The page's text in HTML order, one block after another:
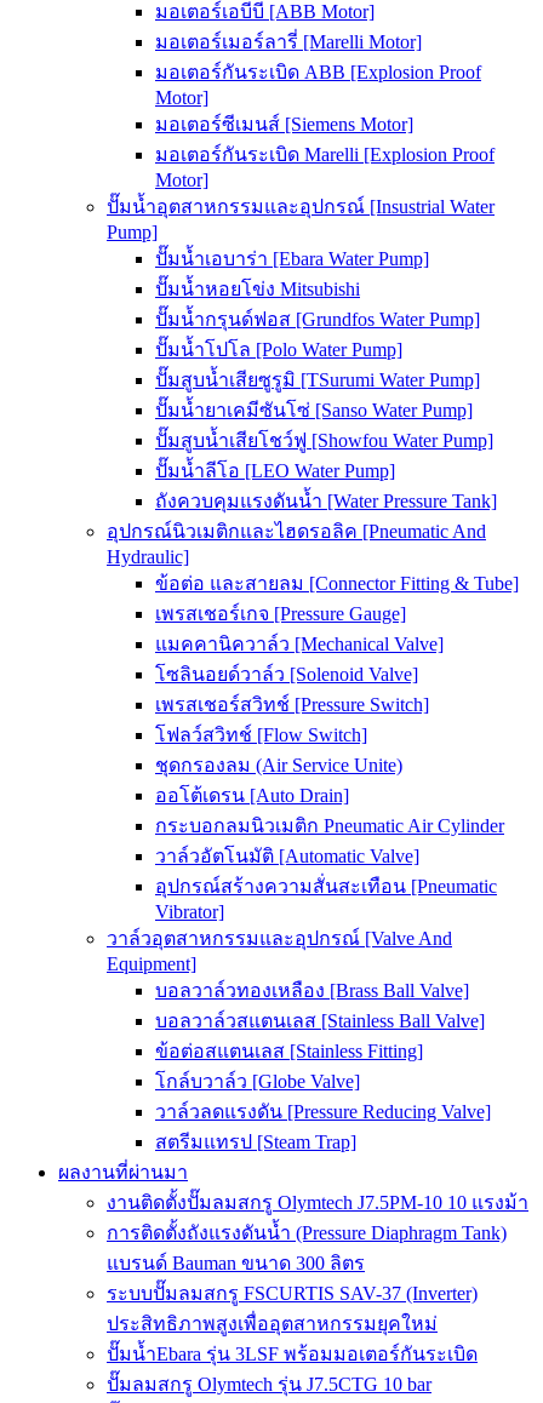
มอเตอร์เอบีบี [ABB Motor]
มอเตอร์เมอร์ลารี่ [Marelli Motor]
มอเตอร์กันระเบิด ABB [Explosion Proof
Motor]
มอเตอร์ซีเมนส์ [Siemens Motor]
มอเตอร์กันระเบิด Marelli [Explosion Proof
Motor]
ปั๊มน้ำอุตสาหกรรมและอุปกรณ์ [Insustrial Water
Pump]
ปั๊มน้ำเอบาร่า [Ebara Water Pump]
ปั๊มน้ำหอยโข่ง Mitsubishi
ปั๊มน้ำกรุนด์ฟอส [Grundfos Water Pump]
ปั๊มน้ำโปโล [Polo Water Pump]
ปั๊มสูบน้ำเสียซูรูมิ [TSurumi Water Pump]
ปั๊มน้ำยาเคมีซันโซ่ [Sanso Water Pump]
ปั๊มสูบน้ำเสียโชว์ฟู [Showfou Water Pump]
ปั๊มน้ำลีโอ [LEO Water Pump]
ถังควบคุมแรงดันน้ำ [Water Pressure Tank]
อุปกรณ์นิวเมติกและไฮดรอลิค [Pneumatic And
Hydraulic]
ข้อต่อ และสายลม [Connector Fitting & Tube]
เพรสเชอร์เกจ [Pressure Gauge]
แมคคานิควาล์ว [Mechanical Valve]
โซลินอยด์วาล์ว [Solenoid Valve]
เพรสเชอร์สวิทช์ [Pressure Switch]
โฟลว์สวิทช์ [Flow Switch]
ชุดกรองลม (Air Service Unite)
ออโต้เดรน [Auto Drain]
กระบอกลมนิวเมติก Pneumatic Air Cylinder
วาล์วอัตโนมัติ [Automatic Valve]
อุปกรณ์สร้างความสั่นสะเทือน [Pneumatic
Vibrator]
วาล์วอุตสาหกรรมและอุปกรณ์ [Valve And
Equipment]
บอลวาล์วทองเหลือง [Brass Ball Valve]
บอลวาล์วสแตนเลส [Stainless Ball Valve]
ข้อต่อสแตนเลส [Stainless Fitting]
โกล์บวาล์ว [Globe Valve]
วาล์วลดแรงดัน [Pressure Reducing Valve]
สตรีมแทรป [Steam Trap]
ผลงานที่ผ่านมา
งานติดตั้งปั๊มลมสกรู Olymtech J7.5PM-10 10 แรงม้า
การติดตั้งถังแรงดันน้ำ (Pressure Diaphragm Tank)
แบรนด์ Bauman ขนาด 300 ลิตร
ระบบปั๊มลมสกรู FSCURTIS SAV-37 (Inverter)
ประสิทธิภาพสูงเพื่ออุตสาหกรรมยุคใหม่
ปั๊มน้ำEbara รุ่น 3LSF พร้อมมอเตอร์กันระเบิด
ปั๊มลมสกรู Olymtech รุ่น J7.5CTG 10 bar